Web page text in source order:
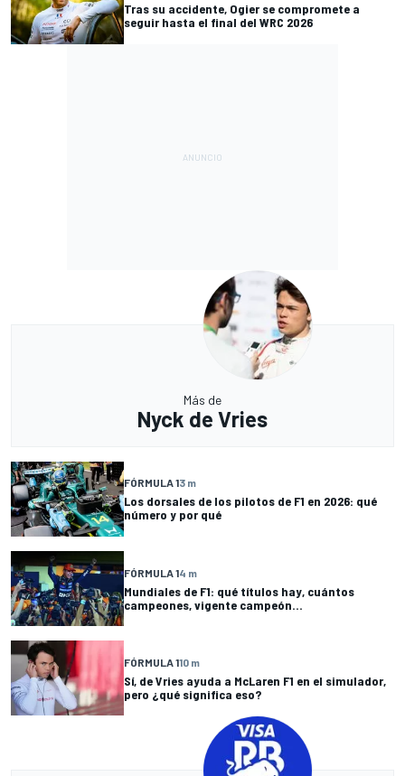
Tras su accidente, Ogier se compromete a
seguir hasta el final del WRC 2026
Más de
Nyck de Vries
FÓRMULA 13 m
Los dorsales de los pilotos de F1 en 2026: qué
número y por qué
FÓRMULA 14 m
Mundiales de F1: qué títulos hay, cuántos
campeones, vigente campeón...
FÓRMULA 110 m
Sí, de Vries ayuda a McLaren F1 en el simulador,
pero ¿qué significa eso?